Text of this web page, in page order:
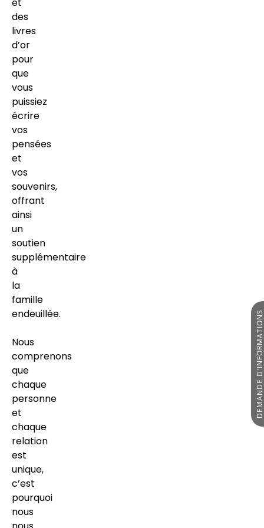
des
livres
d’or
pour
que
vous
puissiez
écrire
vos
pensées
et
vos
souvenirs,
offrant
ainsi
un
soutien
supplémentaire
à
la
famille
endeuillée.
Nous
comprenons
que
chaque
personne
et
chaque
relation
est
unique,
c’est
pourquoi
nous
DEMANDE D'INFORMATIONS